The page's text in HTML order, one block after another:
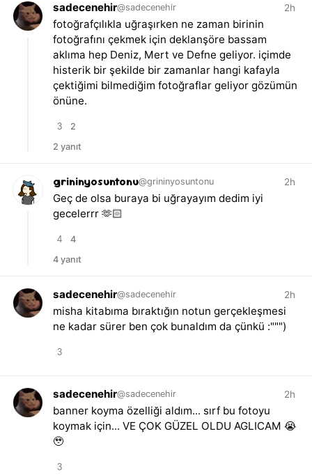
sadecenehir@sadecenehir 2h
fotoğrafçılıkla uğraşırken ne zaman birinin
fotoğrafını çekmek için deklanşöre bassam
aklıma hep Deniz, Mert ve Defne geliyor. içimde
histerik bir şekilde bir zamanlar hangi kafayla
çektiğimi bilmediğim fotoğraflar geliyor gözümün
önüne.
3
2
2 yanıt
grininyosuntonu@grininyosuntonu 2h
Geç de olsa buraya bi uğrayayım dedim iyi
gecelerrr 🫶🏻
4
4
4 yanıt
sadecenehir@sadecenehir 2h
misha kitabıma bıraktığın notun gerçekleşmesi
ne kadar sürer ben çok bunaldım da çünkü :""")
3
sadecenehir@sadecenehir 2h
banner koyma özelliği aldım... sırf bu fotoyu
koymak için... VE ÇOK GÜZEL OLDU AGLICAM 😭
🥹
3